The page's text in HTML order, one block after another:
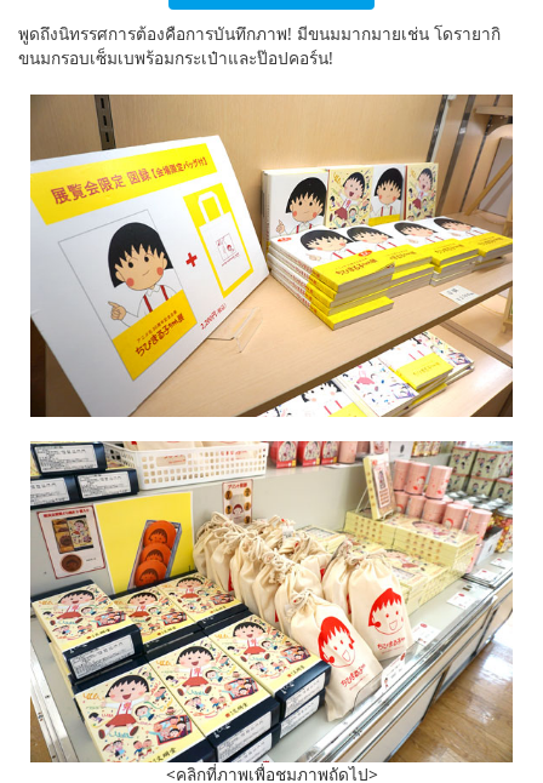
tiéng Viêt
พูดถึงนิทรรศการต้องคือการบันทึกภาพ! มีขนมมากมายเช่น โดรายากิ
ขนมกรอบเซ็มเบพร้อมกระเป๋าและป๊อปคอร์น!
<คลิกที่ภาพเพื่อชมภาพถัดไป>